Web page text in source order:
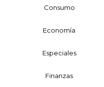
Consumo
Economía
Especiales
Finanzas